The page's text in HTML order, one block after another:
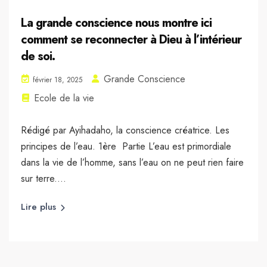
La grande conscience nous montre ici
comment se reconnecter à Dieu à l’intérieur
de soi.
février 18, 2025
Grande Conscience
Ecole de la vie
Rédigé par Ayihadaho, la conscience créatrice. Les
principes de l’eau. 1ère Partie L’eau est primordiale
dans la vie de l’homme, sans l’eau on ne peut rien faire
sur terre....
Lire plus